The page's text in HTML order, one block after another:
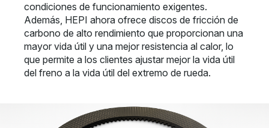
condiciones de funcionamiento exigentes.
Además, HEPI ahora ofrece discos de fricción de
carbono de alto rendimiento que proporcionan una
mayor vida útil y una mejor resistencia al calor, lo
que permite a los clientes ajustar mejor la vida útil
del freno a la vida útil del extremo de rueda.